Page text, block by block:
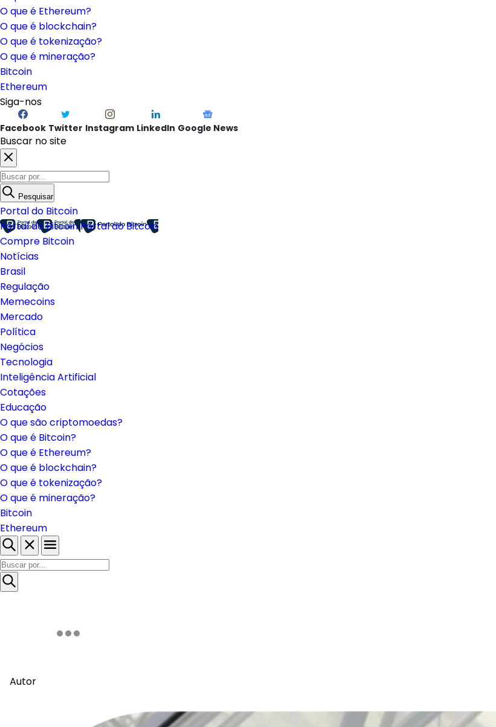
O que é Ethereum?
O que é blockchain?
O que é tokenização?
O que é mineração?
Bitcoin
Ethereum
Siga-nos
Facebook Twitter Instagram LinkedIn Google News
Buscar no site
Pesquisar
Portal do Bitcoin
Portal do BitcoinPortal do Bitcoin
Compre Bitcoin
Notícias
Brasil
Regulação
Memecoins
Mercado
Política
Negócios
Tecnologia
Inteligência Artificial
Cotações
Educação
O que são criptomoedas?
O que é Bitcoin?
O que é Ethereum?
O que é blockchain?
O que é tokenização?
O que é mineração?
Bitcoin
Ethereum
Autor